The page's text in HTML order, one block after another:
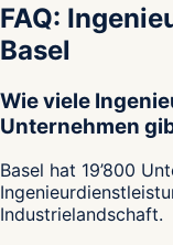
FAQ:
Basel
Wie viele
Unternehmen
Basel hat 19’800
Industrielandschaft.